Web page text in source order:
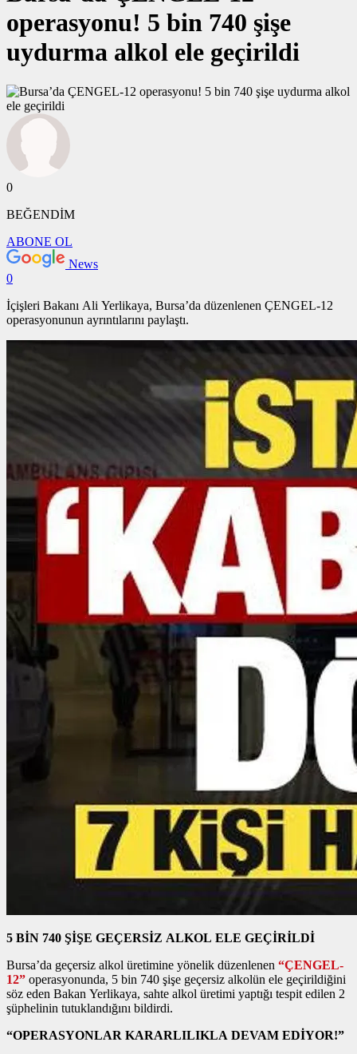
operasyonu! 5 bin 740 şişe
uydurma alkol ele geçirildi
0
BEĞENDİM
ABONE OL
News
0
İçişleri Bakanı Ali Yerlikaya, Bursa’da düzenlenen ÇENGEL-12
operasyonunun ayrıntılarını paylaştı.
5 BİN 740 ŞİŞE GEÇERSİZ ALKOL ELE GEÇİRİLDİ
Bursa’da geçersiz alkol üretimine yönelik düzenlenen “ÇENGEL-
12” operasyonunda, 5 bin 740 şişe geçersiz alkolün ele geçirildiğini
söz eden Bakan Yerlikaya, sahte alkol üretimi yaptığı tespit edilen 2
şüphelinin tutuklandığını bildirdi.
“OPERASYONLAR KARARLILIKLA DEVAM EDİYOR!”